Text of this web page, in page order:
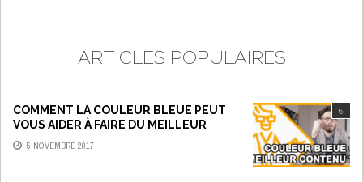
ARTICLES POPULAIRES
6
COMMENT LA COULEUR BLEUE PEUT
VOUS AIDER À FAIRE DU MEILLEUR
CONTENU
5 NOVEMBRE 2017